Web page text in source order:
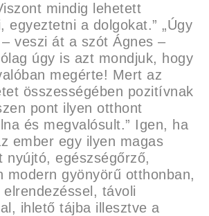
mindig lehetett
egyeztetni a dolgokat.” „Úgy
veszi át a szót Ágnes –
úgy is azt mondjuk, hogy
megérte! Mert az
összességében pozitívnak
pont ilyen otthont
és megvalósult.” Igen, ha
ember egy ilyen magas
nyújtó, egészségőrző,
modern gyönyörű otthonban,
távoli
ihlető tájba illesztve a